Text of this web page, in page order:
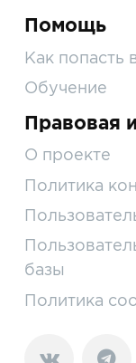
Помощь
Как попасть
Обучение
Правовая
О проекте
Политика
базы
Политика